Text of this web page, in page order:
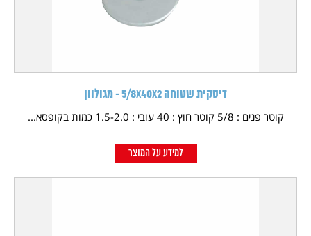
דיסקית שטוחה 5/8X40X2 - מגולוון
קוטר פנים : 5/8 קוטר חוץ : 40 עובי : 1.5-2.0 כמות בקופסא...
למידע על המוצר